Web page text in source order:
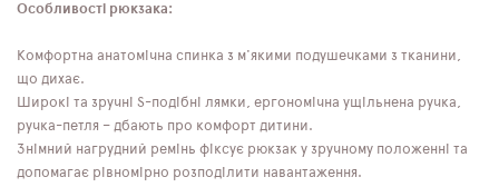
Особливості рюкзака:
Комфортна анатомічна спинка з м'якими подушечками з тканини,
що дихає.
Широкі та зручні S-подібні лямки, ергономічна ущільнена ручка,
ручка-петля – дбають про комфорт дитини.
Знімний нагрудний ремінь фіксує рюкзак у зручному положенні та
допомагає рівномірно розподілити навантаження.